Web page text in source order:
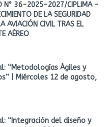
N° 36-2025-2027/CIPLIMA –
DE LA SEGURIDAD
AVIACIÓN CIVIL TRAS EL
AÉREO
“Metodologías Ágiles y
| Miércoles 12 de agosto,
“Integración del diseño y